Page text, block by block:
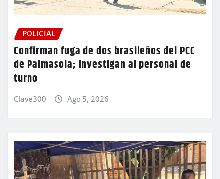
POLICIAL
Confirman fuga de dos brasileños del PCC
de Palmasola; investigan al personal de
turno
Clave300 Ago 5, 2026